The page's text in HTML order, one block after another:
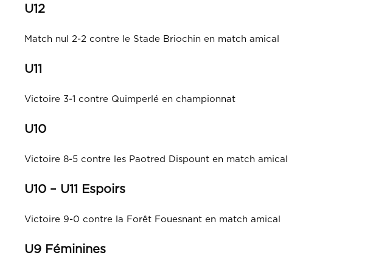
U12
Match nul 2-2 contre le Stade Briochin en match amical
U11
Victoire 3-1 contre Quimperlé en championnat
U10
Victoire 8-5 contre les Paotred Dispount en match amical
U10 – U11 Espoirs
Victoire 9-0 contre la Forêt Fouesnant en match amical
U9 Féminines